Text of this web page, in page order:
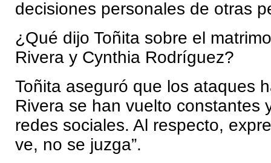
decisiones personales de otras
¿Qué dijo Toñita sobre el
Rivera y Cynthia Rodríguez?
Toñita aseguró que los ataques
Rivera se han vuelto constantes
redes sociales. Al respecto,
ve, no se juzga”.